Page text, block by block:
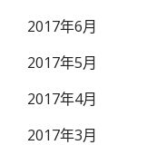
2017年6月
2017年5月
2017年4月
2017年3月